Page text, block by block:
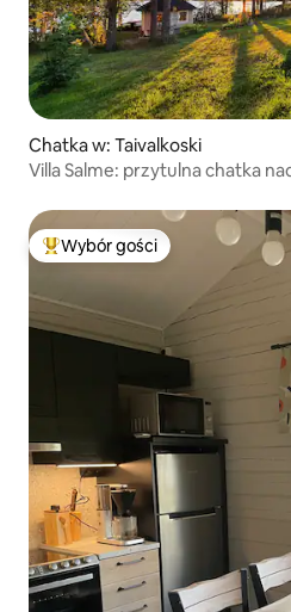
Chatka w: Taivalkoski
Villa Salme: przytulna chatka
Najpopularniejsze z kategorii
Wybór gości